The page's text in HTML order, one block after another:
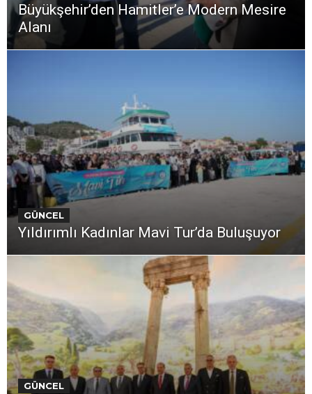
Büyükşehir’den Hamitler’e Modern Mesire
Alanı
GÜNCEL
Yıldırımlı Kadınlar Mavi Tur’da Buluşuyor
GÜNCEL